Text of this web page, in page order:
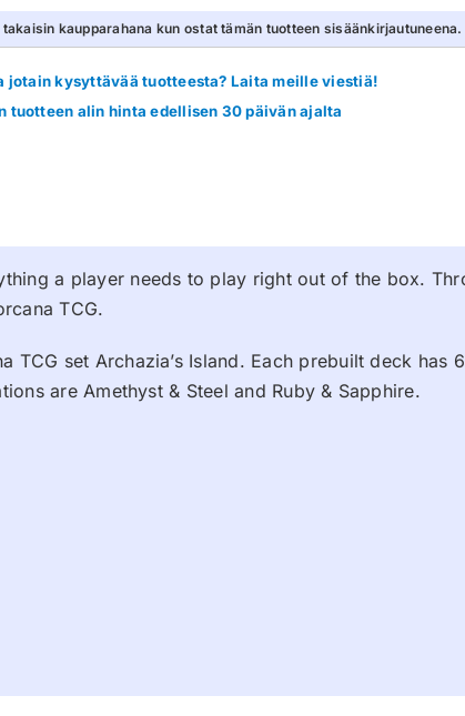
takaisin kaupparahana kun ostat tämän tuotteen sisäänkirjautuneena.
jotain kysyttävää tuotteesta? Laita meille viestiä!
tuotteen alin hinta edellisen 30 päivän ajalta
a player needs to play right out of the box.
TCG.
set Archazia’s Island. Each prebuilt deck has
are Amethyst & Steel and Ruby & Sapphire.